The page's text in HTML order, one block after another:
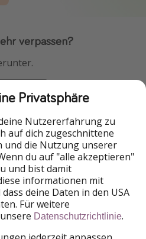
verpassen?
HolidayPirates Group
HolidayPirates
WakacyjniPiraci
Ferienpiraten
ViajerosPiratas
Privatsphäre
Nutzererfahrung zu
auf dich zugeschnittene
und die Nutzung unserer
du auf "alle akzeptieren"
und bist damit
informationen mit
deine Daten in den USA
Für weitere
Datenschutzrichtlinie.